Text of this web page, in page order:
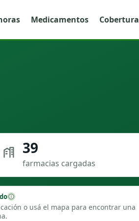
Medicamentos Cobertura
39
farmacias cargadas
o usá el mapa para encontrar una